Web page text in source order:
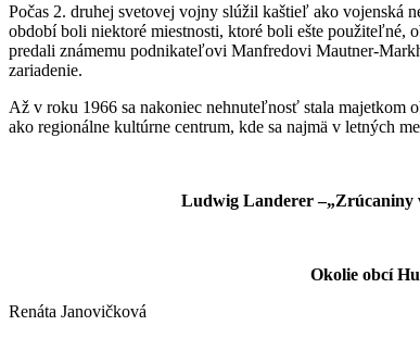
Počas 2. druhej svetovej vojny slúžil kaštieľ ako vojenská
období boli niektoré miestnosti, ktoré boli ešte použiteľné,
predali známemu podnikateľovi Manfredovi Mautner-
zariadenie.
Až v roku 1966 sa nakoniec nehnuteľnosť stala majetkom
ako regionálne kultúrne centrum, kde sa najmä v letných
Ludwig Landerer –„Zrúcaniny
Okolie obcí
Renáta Janovičková